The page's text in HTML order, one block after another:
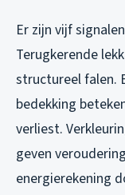
Er zijn vijf
Terugkerende
structureel falen.
bedekking
verliest.
geven
energierekening